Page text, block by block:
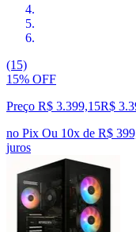
(15)
15% OFF
Preço R$ 3.399,15R$
no Pix Ou 10x de R$
juros